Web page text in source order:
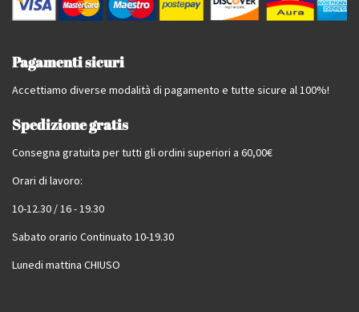
Pagamenti sicuri
Accettiamo diverse modalità di pagamento e tutte sicure al 100%!
Spedizione gratis
Consegna gratuita per tutti gli ordini superiori a 60,00€
Orari di lavoro:
10-12.30 / 16 - 19.30
Sabato orario Continuato 10-19.30
Lunedi mattina CHIUSO